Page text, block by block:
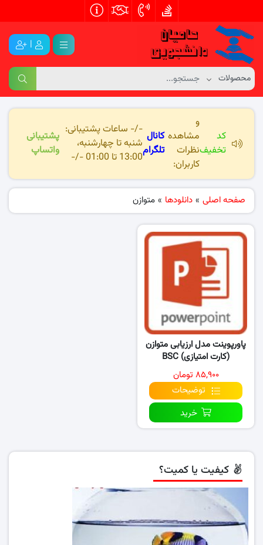
|
کد
تخفیف
و
مشاهده
نظرات
کاربران:
کانال
تلگرام
-/- ساعات پشتیبانی:
شنبه تا چهارشنبه،
13:00 تا 01:00 -/-
پشتیبانی
واتساپ
صفحه اصلی » دانلودها » متوازن
پاورپوینت مدل ارزیابی متوازن
(کارت امتیازی) BSC
۸۵,۹۰۰ تومان
توضیحات
خرید
کیفیت یا کمیت؟